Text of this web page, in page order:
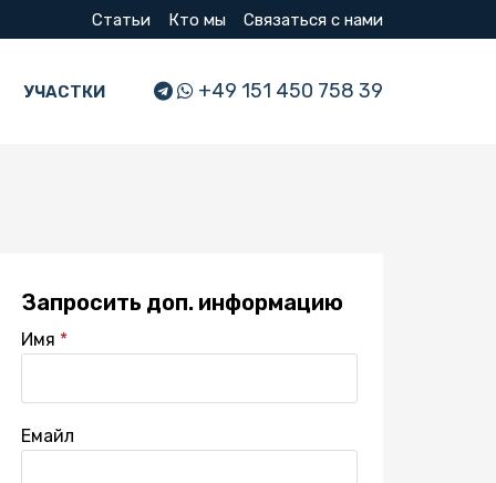
Статьи Кто мы Связаться с нами
УЧАСТКИ +49 151 450 758 39
Запросить доп. информацию
Имя
Емайл